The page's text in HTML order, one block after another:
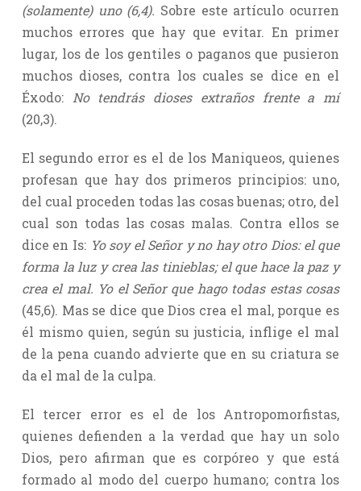
(solamente) uno (6,4). Sobre este artículo ocurren
muchos errores que hay que evitar. En primer
lugar, los de los gentiles o paganos que pusieron
muchos dioses, contra los cuales se dice en el
Éxodo:
No tendrás dioses extraños frente a mí
(20,3).
El segundo error es el de los Maniqueos, quienes
profesan que hay dos primeros principios: uno,
del cual proceden todas las cosas buenas; otro, del
cual son todas las cosas malas. Contra ellos se
dice en Is: Yo soy el Señor y no hay otro Dios: el que
forma la luz y crea las tinieblas; el que hace la paz y
crea el mal. Yo el Señor que hago todas estas cosas
(45,6). Mas se dice que Dios crea el mal, porque es
él mismo quien, según su justicia, inflige el mal
de la pena cuando advierte que en su criatura se
da el mal de la culpa.
El tercer error es el de los Antropomorfistas,
quienes defienden a la verdad que hay un solo
Dios, pero afirman que es corpóreo y que está
formado al modo del cuerpo humano; contra los